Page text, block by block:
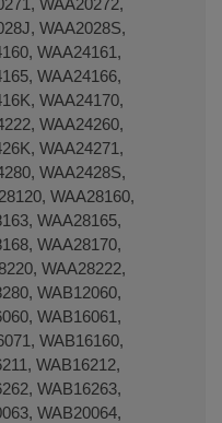
WAA2028S,
WAA24161,
WAA24166,
WAA24170,
WAA24260,
WAA24271,
WAA2428S,
WAA28160,
WAA28165,
WAA28170,
WAA28222,
WAB12060,
WAB16061,
WAB16160,
WAB16212,
WAB16263,
WAB20064,